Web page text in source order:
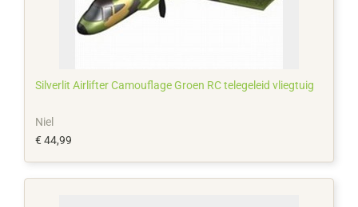
Silverlit Airlifter Camouflage Groen RC telegeleid vliegtuig
Niel
€ 44,99